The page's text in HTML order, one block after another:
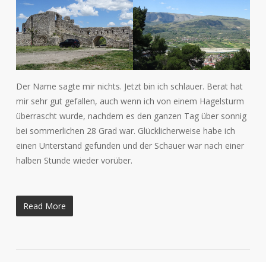
Der Name sagte mir nichts. Jetzt bin ich schlauer. Berat hat
mir sehr gut gefallen, auch wenn ich von einem Hagelsturm
überrascht wurde, nachdem es den ganzen Tag über sonnig
bei sommerlichen 28 Grad war. Glücklicherweise habe ich
einen Unterstand gefunden und der Schauer war nach einer
halben Stunde wieder vorüber.
Read More